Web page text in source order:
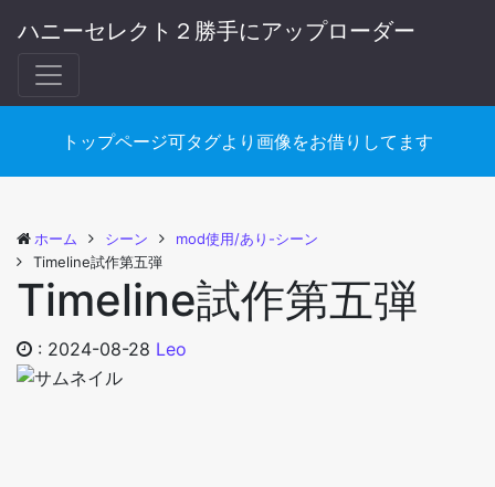
ハニーセレクト２勝手にアップローダー
トップページ可タグより画像をお借りしてます
ホーム シーン
mod使用/あり-シーン
Timeline試作第五弾
Timeline試作第五弾
: 2024-08-28 Leo